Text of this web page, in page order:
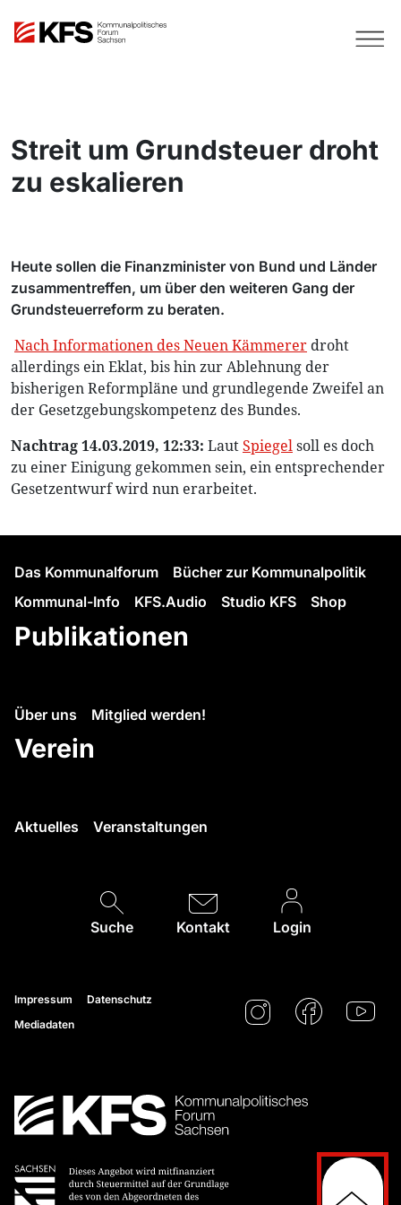
Streit um Grundsteuer droht
zu eskalieren
Heute sollen die Finanzminister von Bund und Länder
zusammentreffen, um über den weiteren Gang der
Grundsteuerreform zu beraten.
Nach Informationen des Neuen Kämmerer droht
allerdings ein Eklat, bis hin zur Ablehnung der
bisherigen Reformpläne und grundlegende Zweifel an
der Gesetzgebungskompetenz des Bundes.
Nachtrag 14.03.2019, 12:33: LautSpiegelsoll es doch
zu einer Einigung gekommen sein, ein entsprechender
Gesetzentwurf wird nun erarbeitet.
Das Kommunalforum
Bücher zur Kommunalpolitik
Kommunal-Info
KFS.Audio Studio KFS Shop
Publikationen
Über uns Mitglied werden!
Verein
Aktuelles Veranstaltungen
Suche Kontakt Login
Impressum
Datenschutz
Mediadaten